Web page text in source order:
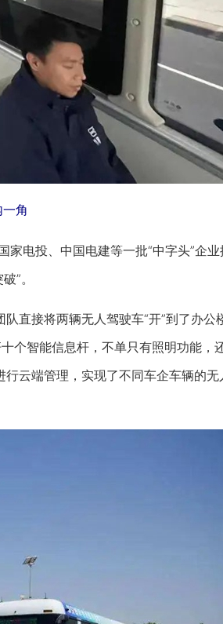
角
电投、中国电建等一批“中字头”企业
”。
接将两辆无人驾驶车“开”到了办公
个智能信息杆，不单只有照明功能，
云端管理，实现了不同车企车辆的无